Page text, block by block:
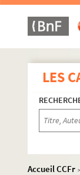
LES
Accueil CCFr >